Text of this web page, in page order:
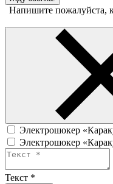
Напишите пожалуйста,
Электрошокер
Электрошокер
Текст *